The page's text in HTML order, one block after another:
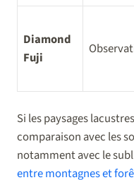
Diamond
Fuji
Si les paysages
comparaison avec les
notamment avec le
entre montagnes et